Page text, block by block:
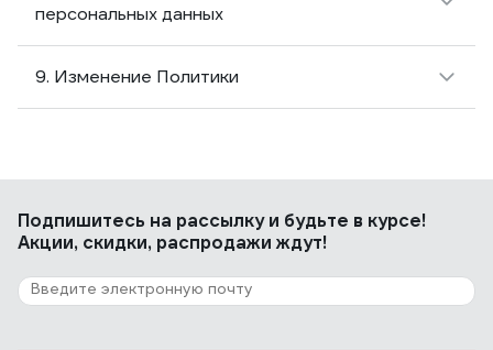
персональных данных
9. Изменение Политики
Подпишитесь на рассылкуи будьте в курсе!
Акции, скидки, распродажи ждут!